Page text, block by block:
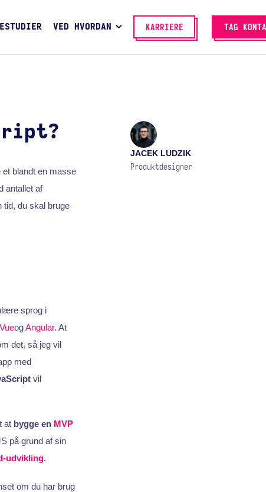
VED HVORDAN KARRIERE TAG
JACEK LUDZIK
Produktdesigner
blandt en masse
antallet af
tid, du skal bruge
sprog i
VueogAngular. At
det, så jeg vil
med
vil
at bygge en MVP
på grund af sin
udvikling.
om du har brug